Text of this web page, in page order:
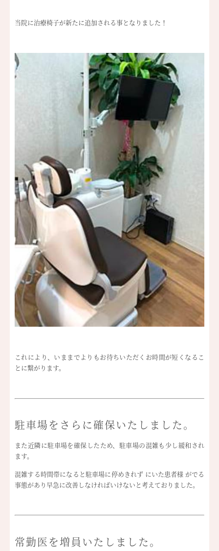
当院に治療椅子が新たに追加される事となりました！
これにより、いままでよりもお待ちいただくお時間が短くなるこ
とに繋がります。
駐車場をさらに確保いたしました。
また近隣に駐車場を確保したため、駐車場の混雑も少し緩和され
ます。
混雑する時間帯になると駐車場に停めきれず にいた患者様 がでる
事態があり早急に改善しなければいけないと考えておりました。
常勤医を増員いたしました。